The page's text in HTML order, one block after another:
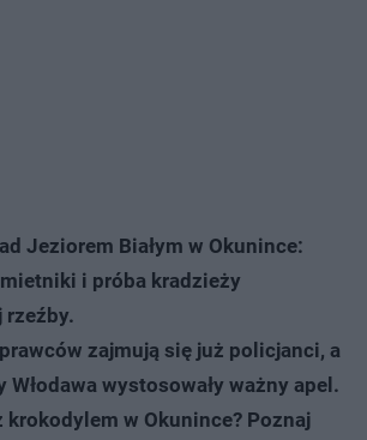
Jeziorem Białym w Okunince:
i próba kradzieży
zajmują się już policjanci, a
Włodawa wystosowały ważny apel.
krokodylem w Okunince? Poznaj